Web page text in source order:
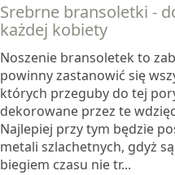
Srebrne bransoletki -
każdej kobiety
Noszenie bransoletek to
powinny zastanowić się
których przeguby do tej
dekorowane przez te
Najlepiej przy tym będzie
metali szlachetnych, gdyż
biegiem czasu nie tr...